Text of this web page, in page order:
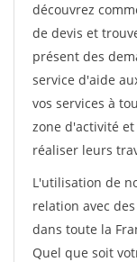
découvrez
de devis et
présent des
service d'aide
vos services à
zone d'activité
réaliser leurs
L'utilisation de
relation avec
dans toute la
Quel que soit